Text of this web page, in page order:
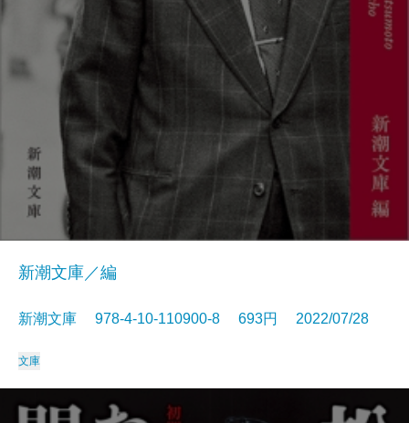
新潮文庫／編
新潮文庫 978-4-10-110900-8 693円 2022/07/28
文庫